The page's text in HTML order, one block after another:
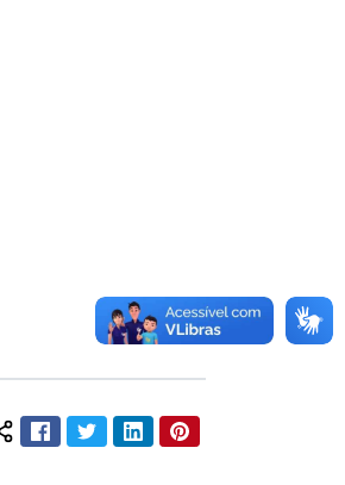
Compartilhar conteúdo:
FacebookTwitterLinkedInPinterest